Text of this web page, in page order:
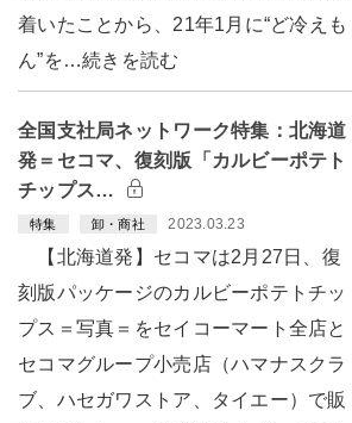
着いたことから、21年1月に“ど冷えも
ん”を…続きを読む
全国支社局ネットワーク特集：北海道
発＝セコマ、復刻版「カルビーポテト
チップス…
特集 卸・商社 2023.03.23
【北海道発】セコマは2月27日、復
刻版パッケージのカルビーポテトチッ
プス＝写真＝をセイコーマート全店と
セコマグループ小売店（ハマナスクラ
ブ、ハセガワストア、タイエー）で販